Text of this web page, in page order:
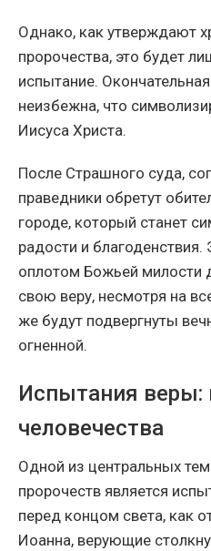
Однако, как утверждают
пророчества, это будет
испытание.
неизбежна, что
Иисуса Христа.
После Страшного суда,
праведники обретут
городе, который станет
радости и благоденствия.
оплотом Божьей милости
свою веру, несмотря на
же будут подвергнуты
огненной.
Испытания веры:
человечества
Одной из центральных тем
пророчеств является
перед концом света, как
Иоанна, верующие